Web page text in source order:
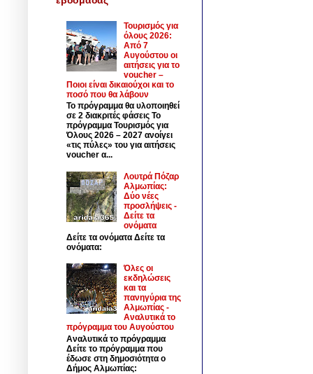
Τουρισμός για
όλους 2026:
Από 7
Αυγούστου οι
αιτήσεις για το
voucher –
Ποιοι είναι δικαιούχοι και το
ποσό που θα λάβουν
Το πρόγραμμα θα υλοποιηθεί
σε 2 διακριτές φάσεις Το
πρόγραμμα Τουρισμός για
Όλους 2026 – 2027 ανοίγει
«τις πύλες» του για αιτήσεις
voucher α...
Λουτρά Πόζαρ
Αλμωπίας:
Δύο νέες
προσλήψεις -
Δείτε τα
ονόματα
Δείτε τα ονόματα Δείτε τα
ονόματα:
Όλες οι
εκδηλώσεις
και τα
πανηγύρια της
Αλμωπίας -
Αναλυτικά το
πρόγραμμα του Αυγούστου
Αναλυτικά το πρόγραμμα
Δείτε το πρόγραμμα που
έδωσε στη δημοσιότητα ο
Δήμος Αλμωπίας: